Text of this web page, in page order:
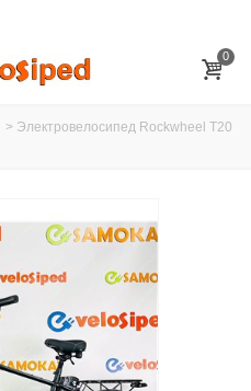
0
> Электровелосипед Rockwheel T20